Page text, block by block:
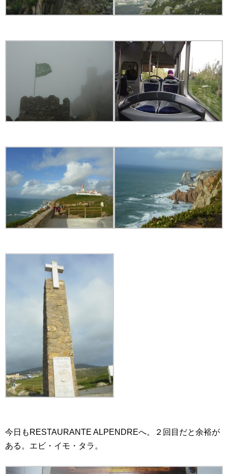
今日もRESTAURANTE ALPENDREへ。２回目だと余裕が
ある。エビ・イモ・タラ。